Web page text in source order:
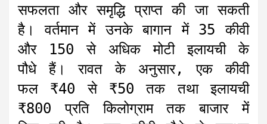
सफलता और समृद्धि प्राप्त की जा सकती
है। वर्तमान में उनके बागान में 35 कीवी
और 150 से अधिक मोटी इलायची के
पौधे हैं। रावत के अनुसार, एक कीवी
फल ₹40 से ₹50 तक तथा इलायची
₹800 प्रति किलोग्राम तक बाजार में